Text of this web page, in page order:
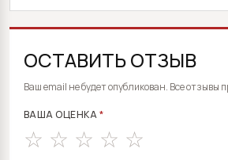
ОСТАВИТЬ ОТЗЫВ
Ваш email не будет опубликован. Все отзывы
ВАША ОЦЕНКА*
ALTERNATIVE: